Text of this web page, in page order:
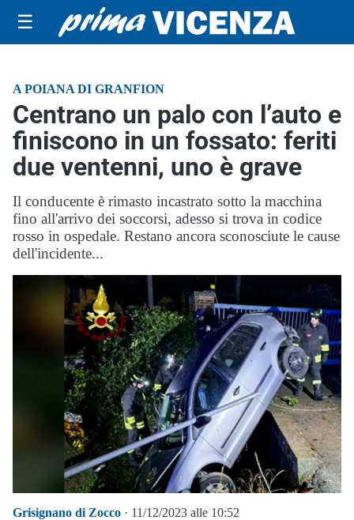
☰
A POIANA DI GRANFION
Centrano un palo con l’auto e
finiscono in un fossato: feriti
due ventenni, uno è grave
Il conducente è rimasto incastrato sotto la macchina
fino all'arrivo dei soccorsi, adesso si trova in codice
rosso in ospedale. Restano ancora sconosciute le cause
dell'incidente...
Grisignano di Zocco · 11/12/2023 alle 10:52